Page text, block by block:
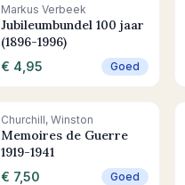
+ In winkelwagen
Markus Verbeek
Jubileumbundel 100 jaar
(1896-1996)
€ 4,95 Goed
+ In winkelwagen
Churchill, Winston
Memoires de Guerre
1919-1941
€ 7,50 Goed